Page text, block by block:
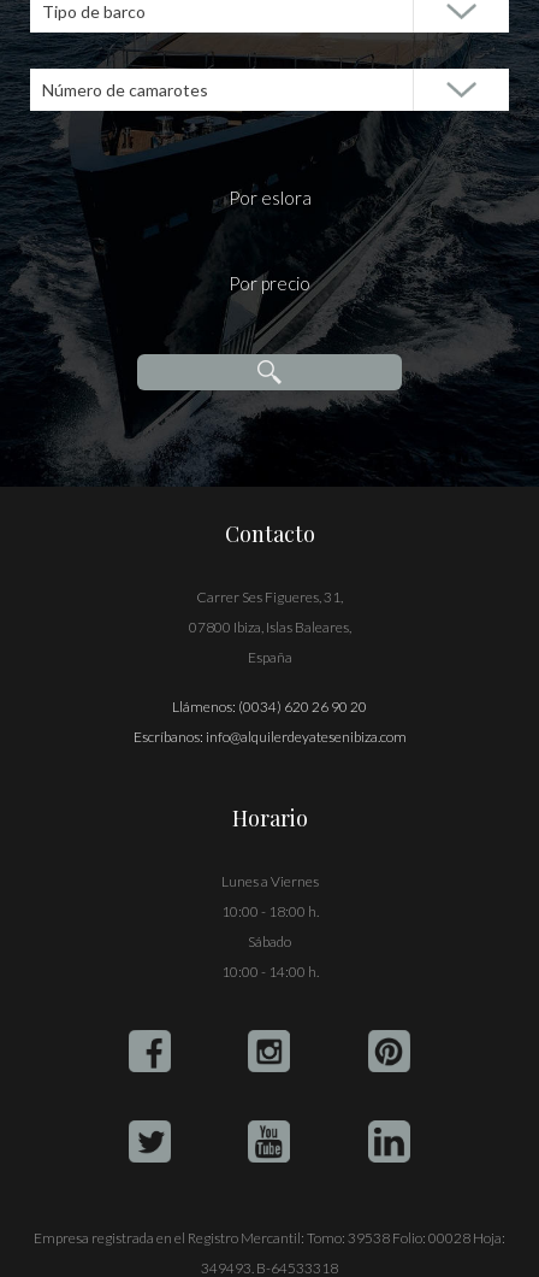
Tipo de barco
Número de camarotes
Por eslora
Por precio
Contacto
Carrer Ses Figueres, 31,
07800 Ibiza, Islas Baleares,
España
Llámenos: (0034) 620 26 90 20
Escríbanos: info@alquilerdeyatesenibiza.com
Horario
Lunes a Viernes
10:00 - 18:00 h.
Sábado
10:00 - 14:00 h.
Empresa registrada en el Registro Mercantil: Tomo: 39538 Folio: 00028 Hoja:
349493. B-64533318